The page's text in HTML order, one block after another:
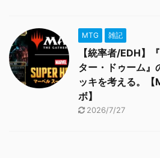
MTG 雑記
【統率者/EDH】
ター・ドゥーム』
ッキを考える。【
ボ】
2026/7/27